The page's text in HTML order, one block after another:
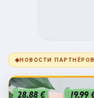
◆НОВОСТИ ПАРТНЁРОВ